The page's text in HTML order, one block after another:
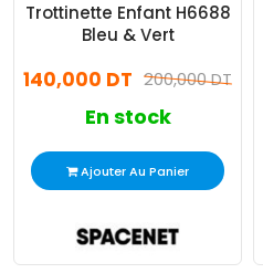
Trottinette Enfant H6688
Bleu & Vert
200,000 DT
140,000 DT
En stock
Ajouter Au Panier